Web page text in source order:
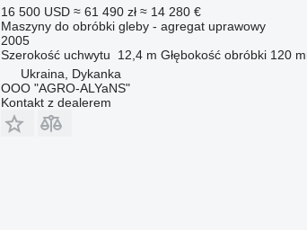
16 500 USD ≈ 61 490 zł ≈ 14 280 €
Maszyny do obróbki gleby - agregat uprawowy
2005
Szerokość uchwytu
12,4 m Głębokość obróbki 120
Ukraina, Dykanka
OOO "AGRO-ALYaNS"
Kontakt z dealerem